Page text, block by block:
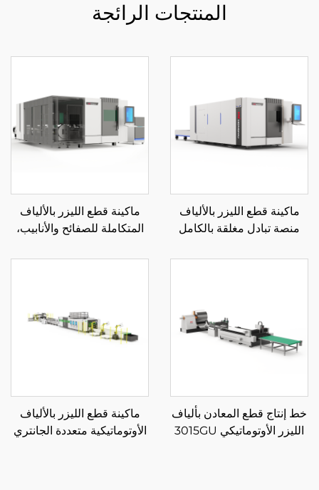
المنتجات الرائجة
ماكينة قطع الليزر بالألياف
منصة تبادل مغلقة بالكامل
ماكينة قطع الليزر بالألياف
المتكاملة للصفائح والأنابيب،
خط إنتاج قطع المعادن بألياف
الليزر الأوتوماتيكي 3015GU
ماكينة قطع الليزر بالألياف
الأوتوماتيكية متعددة الجانتري